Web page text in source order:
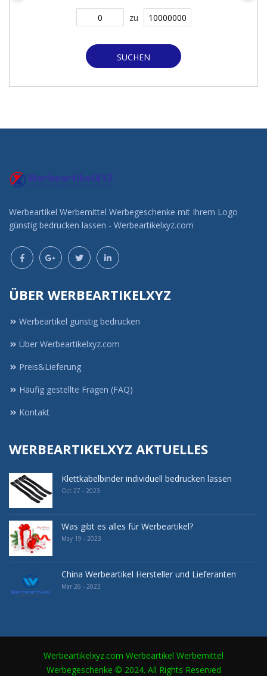
zu
SUCHEN
Werbeartikel Werbemittel Werbegeschenke mit Ihrem Logo
günstig bedrucken lassen - Werbeartikelxyz.com
ÜBER WERBEARTIKELXYZ
Werbeartikel günstig bedrucken
Über Werbeartikelxyz.com
Preis&Lieferung
Häufig gestellte Fragen (FAQ)
Kontakt
WERBEARTIKELXYZ AKTUELLES
Klettkabelbinder individuell bedrucken lassen
Oct 27 - 2023
Was gibt es alles für Werbeartikel?
May 19 - 2023
China Werbeartikel Hersteller und Lieferanten
Mar 26 - 2023
Werbeartikelxyz.com Werbeartikel Werbemittel
Werbegeschenke © 2024. All Rights Reserved